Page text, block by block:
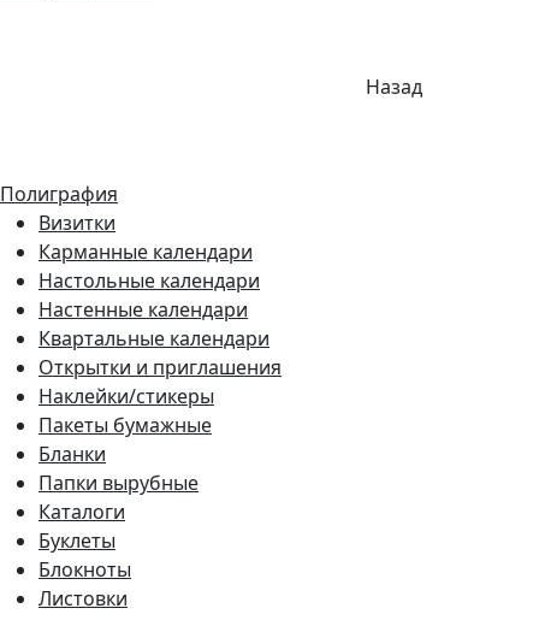
Назад
Полиграфия
Визитки
Карманные календари
Настольные календари
Настенные календари
Квартальные календари
Открытки и приглашения
Наклейки/стикеры
Пакеты бумажные
Бланки
Папки вырубные
Каталоги
Буклеты
Блокноты
Листовки